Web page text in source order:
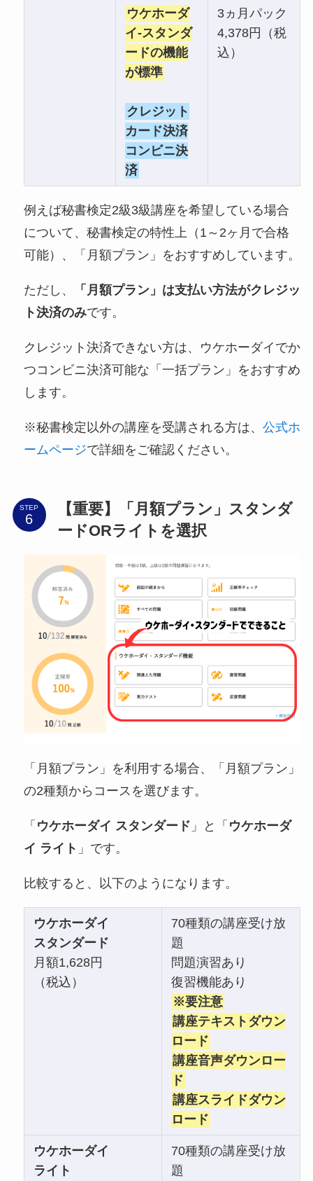
ウケホーダ
イ-スタンダ
ードの機能
が標準
クレジット
カード決済
コンビニ決
済
3ヵ月パック
4,378円（税
込）
例えば秘書検定2級3級講座を希望している場合
について、秘書検定の特性上（1～2ヶ月で合格
可能）、「月額プラン」をおすすめしています。
ただし、
「月額プラン」は支払い方法がクレジッ
ト決済のみです。
クレジット決済できない方は、ウケホーダイでか
つコンビニ決済可能な「一括プラン」をおすすめ
します。
※秘書検定以外の講座を受講される方は、 公式ホ
ームページで詳細をご確認ください。
STEP
【重要】「月額プラン」スタンダ
ードORライトを選択
「月額プラン」を利用する場合、「月額プラン」
の2種類からコースを選びます。
「 ウケホーダイ スタンダード 」と「 ウケホーダ
イ ライト 」です。
比較すると、以下のようになります。
ウケホーダイ
スタンダード
月額1,628円
（税込）
70種類の講座受け放
題
問題演習あり
復習機能あり
※要注意
講座テキストダウン
ロード
講座音声ダウンロー
ド
講座スライドダウン
ロード
ウケホーダイ
ライト
70種類の講座受け放
題